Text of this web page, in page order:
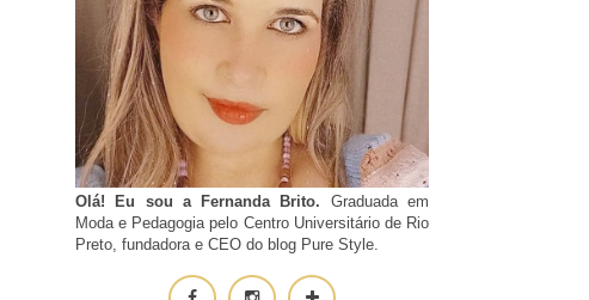
Olá! Eu sou a Fernanda Brito. Graduada em
Moda e Pedagogia pelo Centro Universitário de Rio
Preto, fundadora e CEO do blog Pure Style.